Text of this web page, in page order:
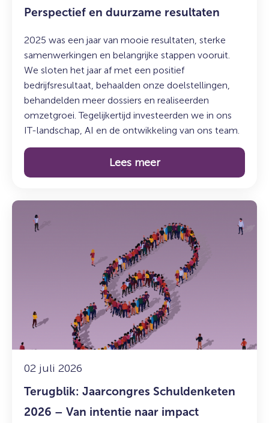
Perspectief en duurzame resultaten
2025 was een jaar van mooie resultaten, sterke
samenwerkingen en belangrijke stappen vooruit.
We sloten het jaar af met een positief
bedrijfsresultaat, behaalden onze doelstellingen,
behandelden meer dossiers en realiseerden
omzetgroei. Tegelijkertijd investeerden we in ons
IT-landschap, AI en de ontwikkeling van ons team.
Lees meer
02 juli 2026
Terugblik: Jaarcongres Schuldenketen
2026 – Van intentie naar impact
Lees
meer
naar
impact